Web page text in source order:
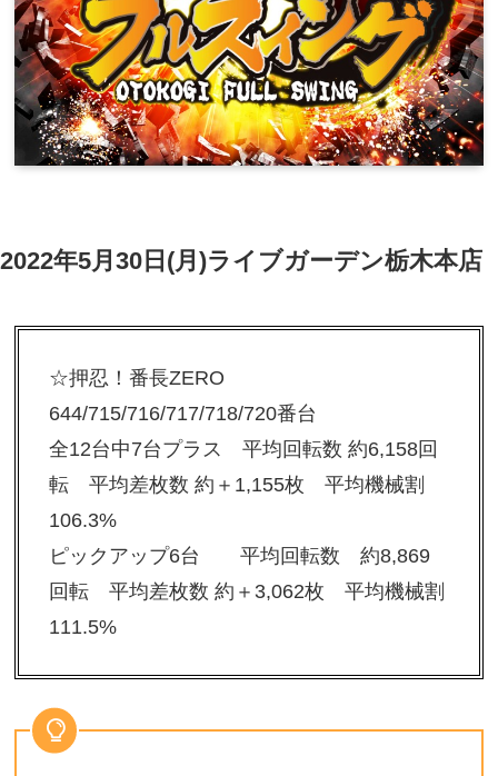
2022年5月30日(月)ライブガーデン栃木本店
☆押忍！番長ZERO
644/715/716/717/718/720番台
全12台中7台プラス 平均回転数 約6,158回
転 平均差枚数 約＋1,155枚 平均機械割
106.3%
ピックアップ6台 平均回転数 約8,869
回転 平均差枚数 約＋3,062枚 平均機械割
111.5%